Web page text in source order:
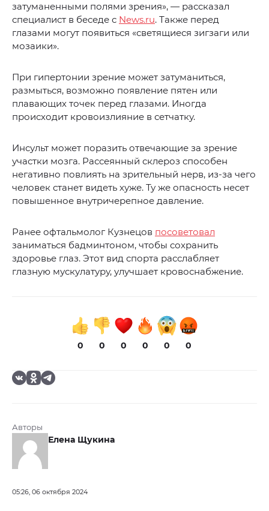
затуманенными полями зрения», — рассказал
специалист в беседе с News.ru. Также перед
глазами могут появиться «светящиеся зигзаги или
мозаики».
При гипертонии зрение может затуманиться,
размыться, возможно появление пятен или
плавающих точек перед глазами. Иногда
происходит кровоизлияние в сетчатку.
Инсульт может поразить отвечающие за зрение
участки мозга. Рассеянный склероз способен
негативно повлиять на зрительный нерв, из-за чего
человек станет видеть хуже. Ту же опасность несет
повышенное внутричерепное давление.
Ранее офтальмолог Кузнецов посоветовал
заниматься бадминтоном, чтобы сохранить
здоровье глаз. Этот вид спорта расслабляет
глазную мускулатуру, улучшает кровоснабжение.
0 0 0 0 0 0
Авторы
Елена Щукина
05:26, 06 октября 2024